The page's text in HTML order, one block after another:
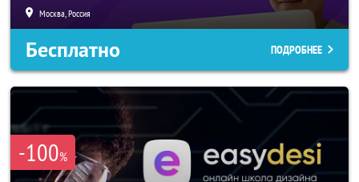
Москва, Россия
Бесплатно ПОДРОБНЕЕ
-100%